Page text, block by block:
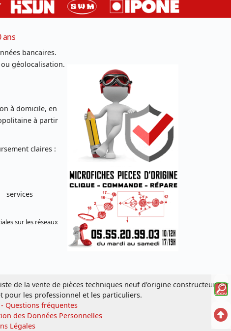
ans
bancaires.
géolocalisation.
à domicile, en
à partir
claires :
services
sur les réseaux
de la vente de pièces techniques neuf d'origine constructeur sur
pour les professionnel et les particuliers.
Questions fréquentes
des Données Personnelles
Légales
la